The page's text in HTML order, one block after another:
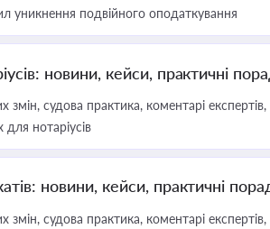
уникнення подвійного оподаткування
новини, кейси, практичні
судова практика, коментарі
нотаріусів
новини, кейси, практичні
судова практика, коментарі